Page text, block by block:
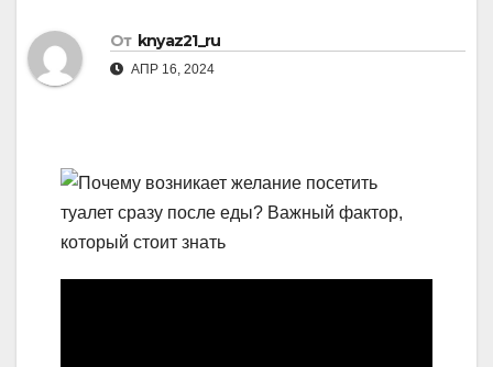
От knyaz21_ru
АПР 16, 2024